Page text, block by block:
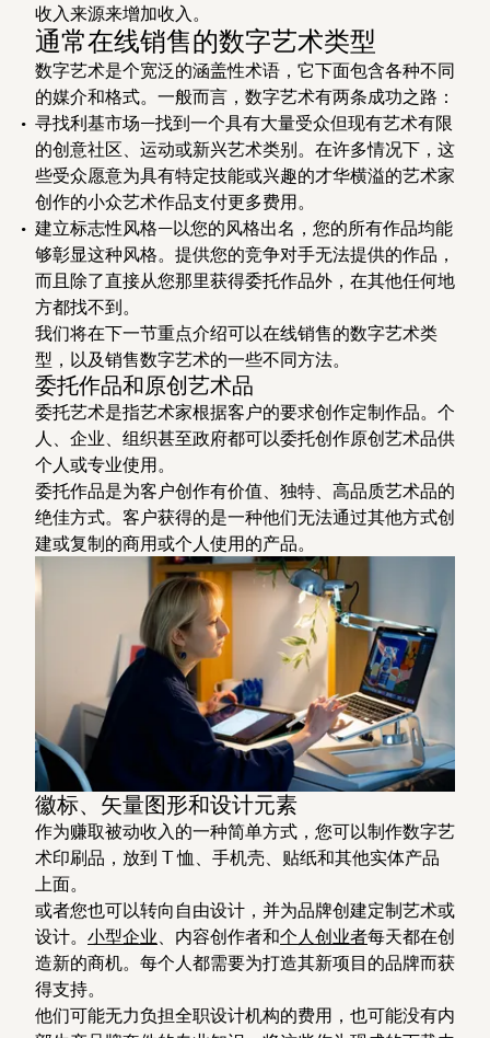
收入来源来增加收入。
通常在线销售的数字艺术类型
数字艺术是个宽泛的涵盖性术语，它下面包含各种不同
的媒介和格式。一般而言，数字艺术有两条成功之路：
寻找利基市场—找到一个具有大量受众但现有艺术有限
的创意社区、运动或新兴艺术类别。在许多情况下，这
些受众愿意为具有特定技能或兴趣的才华横溢的艺术家
创作的小众艺术作品支付更多费用。
建立标志性风格—以您的风格出名，您的所有作品均能
够彰显这种风格。提供您的竞争对手无法提供的作品，
而且除了直接从您那里获得委托作品外，在其他任何地
方都找不到。
我们将在下一节重点介绍可以在线销售的数字艺术类
型，以及销售数字艺术的一些不同方法。
委托作品和原创艺术品
委托艺术是指艺术家根据客户的要求创作定制作品。个
人、企业、组织甚至政府都可以委托创作原创艺术品供
个人或专业使用。
委托作品是为客户创作有价值、独特、高品质艺术品的
绝佳方式。客户获得的是一种他们无法通过其他方式创
建或复制的商用或个人使用的产品。
徽标、矢量图形和设计元素
作为赚取被动收入的一种简单方式，您可以制作数字艺
术印刷品，放到 T 恤、手机壳、贴纸和其他实体产品
上面。
或者您也可以转向自由设计，并为品牌创建定制艺术或
设计。 小型企业、内容创作者和个人创业者每天都在创
造新的商机。每个人都需要为打造其新项目的品牌而获
得支持。
他们可能无力负担全职设计机构的费用，也可能没有内